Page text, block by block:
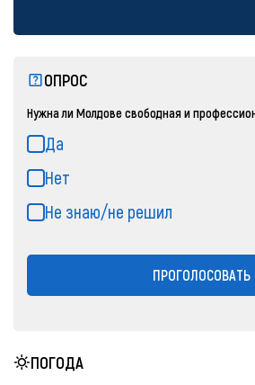
ОПРОС
Нужна ли Молдове свободная и
Да
Нет
Не знаю/не решил
ПРОГОЛОСОВАТЬ
ПОГОДА